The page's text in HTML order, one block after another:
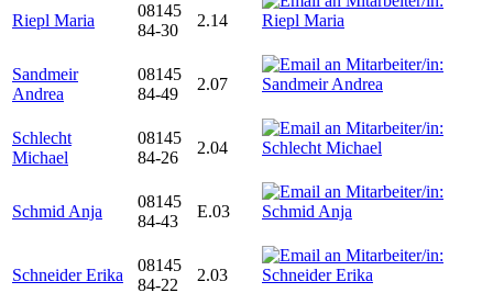
Riepl Maria
08145
84-30
2.14
Sandmeir
Andrea
08145
84-49
2.07
Schlecht
Michael
08145
84-26
2.04
Schmid Anja
08145
84-43
E.03
Schneider Erika
08145
84-22
2.03